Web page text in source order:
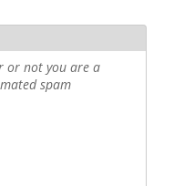
or not you are a
spam